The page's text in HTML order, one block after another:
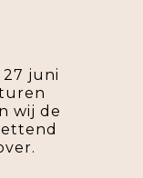
juni
wij de